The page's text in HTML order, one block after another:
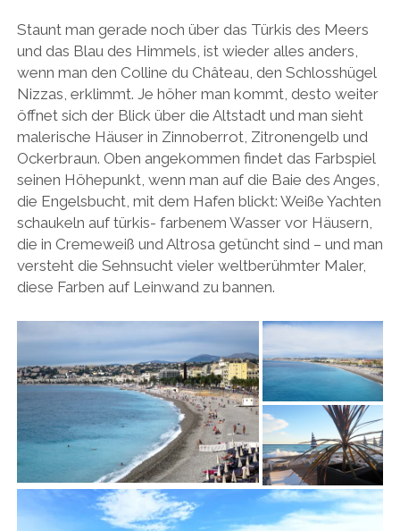
Staunt man gerade noch über das Türkis des Meers
und das Blau des Himmels, ist wieder alles anders,
wenn man den Colline du Château, den Schlosshügel
Nizzas, erklimmt. Je höher man kommt, desto weiter
öffnet sich der Blick über die Altstadt und man sieht
malerische Häuser in Zinnoberrot, Zitronengelb und
Ockerbraun. Oben angekommen findet das Farbspiel
seinen Höhepunkt, wenn man auf die Baie des Anges,
die Engelsbucht, mit dem Hafen blickt: Weiße Yachten
schaukeln auf türkis- farbenem Wasser vor Häusern,
die in Cremeweiß und Altrosa getüncht sind – und man
versteht die Sehnsucht vieler weltberühmter Maler,
diese Farben auf Leinwand zu bannen.